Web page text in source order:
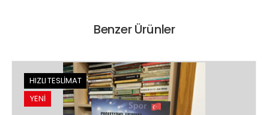
Benzer Ürünler
HIZLI TESLİMAT
YENİ